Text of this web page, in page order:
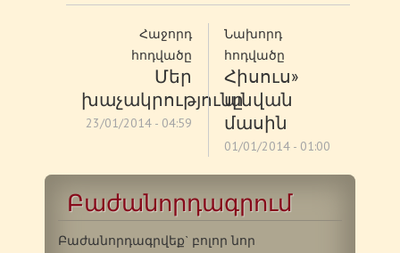
Հաջորդ
հոդվածը
Մեր
խաչակրությունը
23/01/2014 - 04:59
Նախորդ
հոդվածը
Հիսուս»
անվան
մասին
01/01/2014 - 01:00
Բաժանորդագրում
Բաժանորդագրվեք` բոլոր նոր